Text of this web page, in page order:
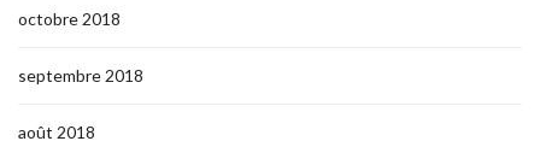
octobre 2018
septembre 2018
août 2018